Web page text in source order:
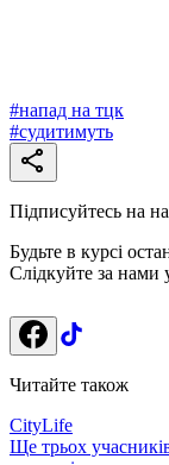
#напад на тцк
#судитимуть
Підписуйтесь на
Будьте в курсі
Слідкуйте за нами
Читайте також
CityLife
Ще трьох